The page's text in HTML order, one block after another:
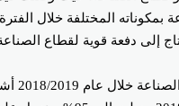
إلى دفعة قوية لقطاع